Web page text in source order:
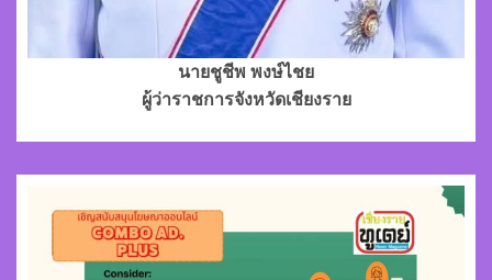
นายชูชีพ พงษ์ไชย
ผู้ว่าราชการจังหวัดเชียงราย